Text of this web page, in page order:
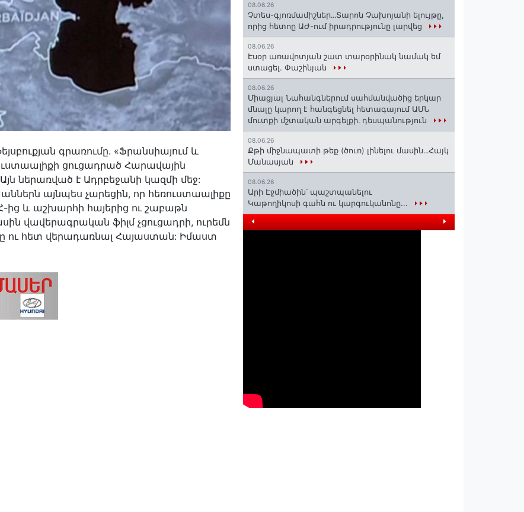
գրառումը. «Ֆրանսիայում և
ցուցադրած Հարավային
ներառված է Ադրբեջանի կազմի մեջ:
այնպես չարեցին, որ հեռուստաալիքը
ից և աշխարհի հայերից ու շաբաթն
վավերագրական ֆիլմ չցուցադրի, ուրեմն
ու հետ վերադառնալ Հայաստան: Իմաստ
08.06.26
Չտես-գյոռմամիշներ․․․Տարոն Չախոյանի ելույթը,
որից հետոը ԱԺ-ում իրադրությունը լարվեց
08.06.26
Էսօր առավոտյան շատ տարօրինակ նամակ եմ
ստացել. Փաշինյան
08.06.26
Միացյալ Նահանգներում սահմանվածից երկար
մնալը կարող է հանգեցնել հետագայում ԱՄՆ
մուտքի մշտական արգելքի․ դեսպանություն
08.06.26
Քթի միջնապատի թեք (ծուռ) լինելու մասին․․․Հայկ
Մանասյան
08.06.26
Արի Էջմիածին՝ պաշտպանելու
Կաթողիկոսի գահն ու կարգուկանոնը...